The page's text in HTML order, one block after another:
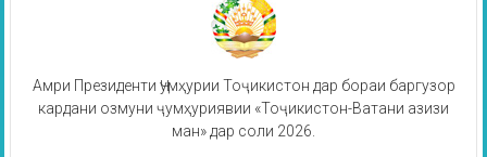
Амри Президенти Ҷумҳурии Тоҷикистон дар бораи баргузор
кардани озмуни ҷумҳуриявии «Тоҷикистон-Ватани азизи
ман» дар соли 2026.